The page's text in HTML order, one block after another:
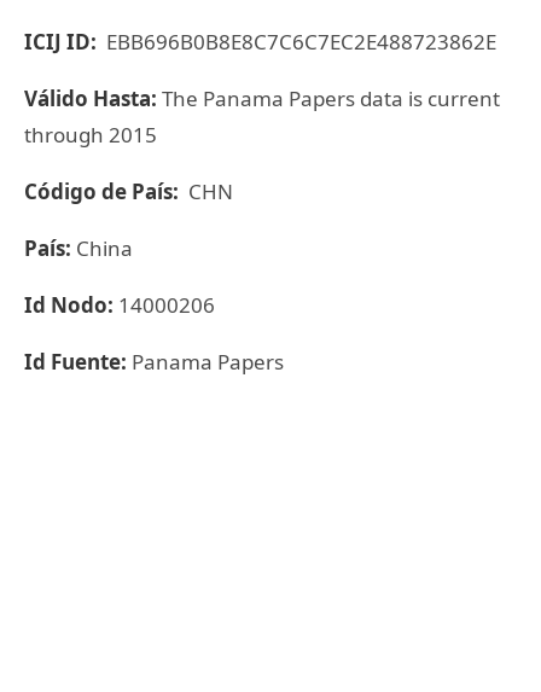
ICIJ ID: EBB696B0B8E8C7C6C7EC2E488723862E
Válido Hasta: The Panama Papers data is current
through 2015
Código de País: CHN
País: China
Id Nodo: 14000206
Id Fuente: Panama Papers